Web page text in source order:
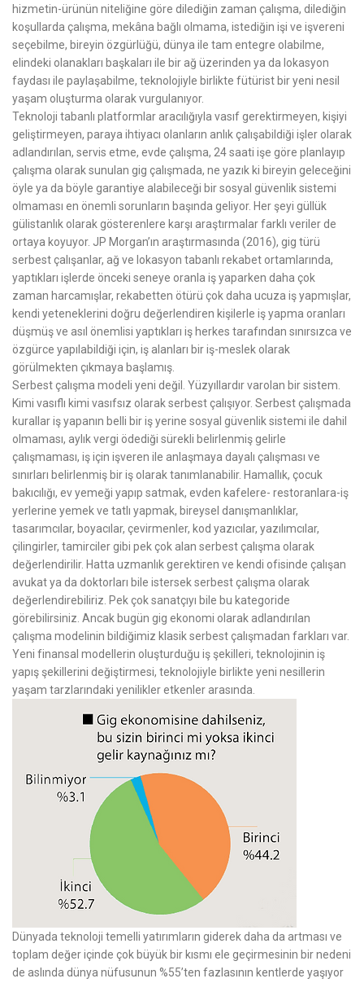
hizmetin-ürünün niteliğine göre dilediğin zaman çalışma, dilediğin
koşullarda çalışma, mekâna bağlı olmama, istediğin işi ve işvereni
seçebilme, bireyin özgürlüğü, dünya ile tam entegre olabilme,
elindeki olanakları başkaları ile bir ağ üzerinden ya da lokasyon
faydası ile paylaşabilme, teknolojiyle birlikte fütürist bir yeni nesil
yaşam oluşturma olarak vurgulanıyor.
Teknoloji tabanlı platformlar aracılığıyla vasıf gerektirmeyen, kişiyi
geliştirmeyen, paraya ihtiyacı olanların anlık çalışabildiği işler olarak
adlandırılan, servis etme, evde çalışma, 24 saati işe göre planlayıp
çalışma olarak sunulan gig çalışmada, ne yazık ki bireyin geleceğini
öyle ya da böyle garantiye alabileceği bir sosyal güvenlik sistemi
olmaması en önemli sorunların başında geliyor. Her şeyi güllük
gülistanlık olarak gösterenlere karşı araştırmalar farklı veriler de
ortaya koyuyor. JP Morgan’ın araştırmasında (2016), gig türü
serbest çalışanlar, ağ ve lokasyon tabanlı rekabet ortamlarında,
yaptıkları işlerde önceki seneye oranla iş yaparken daha çok
zaman harcamışlar, rekabetten ötürü çok daha ucuza iş yapmışlar,
kendi yeteneklerini doğru değerlendiren kişilerle iş yapma oranları
düşmüş ve asıl önemlisi yaptıkları iş herkes tarafından sınırsızca ve
özgürce yapılabildiği için, iş alanları bir iş-meslek olarak
görülmekten çıkmaya başlamış.
Serbest çalışma modeli yeni değil. Yüzyıllardır varolan bir sistem.
Kimi vasıflı kimi vasıfsız olarak serbest çalışıyor. Serbest çalışmada
kurallar iş yapanın belli bir iş yerine sosyal güvenlik sistemi ile dahil
olmaması, aylık vergi ödediği sürekli belirlenmiş gelirle
çalışmaması, iş için işveren ile anlaşmaya dayalı çalışması ve
sınırları belirlenmiş bir iş olarak tanımlanabilir. Hamallık, çocuk
bakıcılığı, ev yemeği yapıp satmak, evden kafelere- restoranlara-iş
yerlerine yemek ve tatlı yapmak, bireysel danışmanlıklar,
tasarımcılar, boyacılar, çevirmenler, kod yazıcılar, yazılımcılar,
çilingirler, tamirciler gibi pek çok alan serbest çalışma olarak
değerlendirilir. Hatta uzmanlık gerektiren ve kendi ofisinde çalışan
avukat ya da doktorları bile istersek serbest çalışma olarak
değerlendirebiliriz. Pek çok sanatçıyı bile bu kategoride
görebilirsiniz. Ancak bugün gig ekonomi olarak adlandırılan
çalışma modelinin bildiğimiz klasik serbest çalışmadan farkları var.
Yeni finansal modellerin oluşturduğu iş şekilleri, teknolojinin iş
yapış şekillerini değiştirmesi, teknolojiyle birlikte yeni nesillerin
yaşam tarzlarındaki yenilikler etkenler arasında.
Dünyada teknoloji temelli yatırımların giderek daha da artması ve
toplam değer içinde çok büyük bir kısmı ele geçirmesinin bir nedeni
de aslında dünya nüfusunun %55’ten fazlasının kentlerde yaşıyor